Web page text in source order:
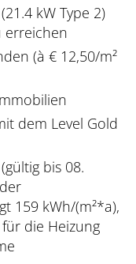
kW Type 2)
erreichen
(à € 12,50/m²
dem Level Gold
bis 08.
159 kWh/(m²*a),
die Heizung